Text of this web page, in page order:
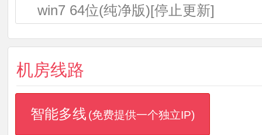
win7 64位(纯净版)[停止更新]
机房线路
智能多线 (免费提供一个独立IP)